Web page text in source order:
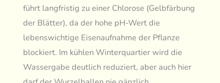
führt langfristig zu einer Chlorose (Gelbfärbung
der Blätter), da der hohe pH-Wert die
lebenswichtige Eisenaufnahme der Pflanze
blockiert. Im kühlen Winterquartier wird die
Wassergabe deutlich reduziert, aber auch hier